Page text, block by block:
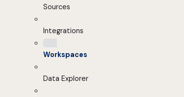
Sources
Integrations
Workspaces
Data Explorer